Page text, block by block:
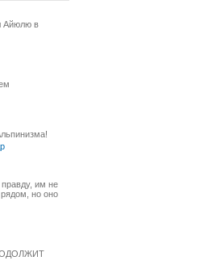
Айюлю в
им не
но оно